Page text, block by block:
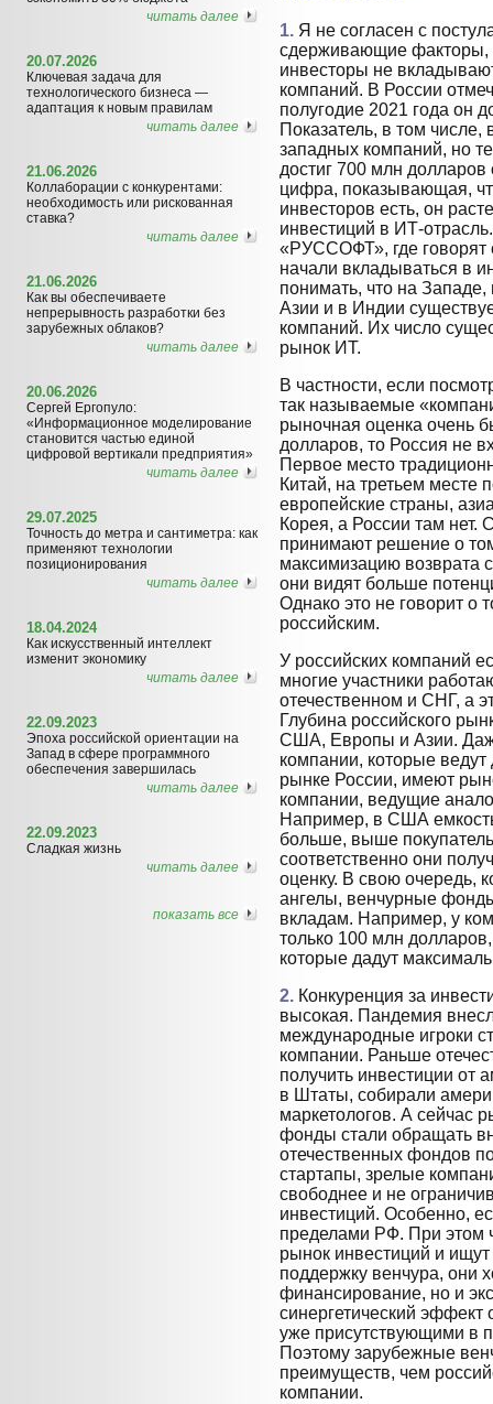
читать далее
20.07.2026
Ключевая задача для
технологического бизнеса —
адаптация к новым правилам
читать далее
21.06.2026
Коллаборации с конкурентами:
необходимость или рискованная
ставка?
читать далее
21.06.2026
Как вы обеспечиваете
непрерывность разработки без
зарубежных облаков?
читать далее
20.06.2026
Сергей Ергопуло:
«Информационное моделирование
становится частью единой
цифровой вертикали предприятия»
читать далее
29.07.2025
Точность до метра и сантиметра: как
применяют технологии
позиционирования
читать далее
18.04.2024
Как искусственный интеллект
изменит экономику
читать далее
22.09.2023
Эпоха российской ориентации на
Запад в сфере программного
обеспечения завершилась
читать далее
22.09.2023
Сладкая жизнь
читать далее
показать все
1. Я не согласен с
сдерживающие факторы,
инвесторы не
компаний. В России
полугодие 2021 года он
Показатель, в том числе,
западных компаний, но
достиг 700 млн
цифра, показывающая,
инвесторов есть, он
инвестиций в ИТ-
«РУССОФТ», где говорят
начали вкладываться в
понимать, что на
Азии и в Индии
компаний. Их число
рынок ИТ.
В частности, если
так называемые
рыночная оценка очень
долларов, то Россия не
Первое место
Китай, на третьем месте
европейские страны,
Корея, а России там нет.
принимают решение о
максимизацию возврата
они видят больше
Однако это не говорит о
российским.
У российских компаний
многие участники
отечественном и СНГ, а
Глубина российского
США, Европы и Азии.
компании, которые ведут
рынке России, имеют
компании, ведущие
Например, в США
больше, выше
соответственно они
оценку. В свою очередь,
ангелы, венчурные
вкладам. Например, у
только 100 млн
которые дадут
2. Конкуренция за
высокая. Пандемия
международные игроки
компании. Раньше
получить инвестиции от
в Штаты, собирали
маркетологов. А сейчас
фонды стали обращать
отечественных фондов
стартапы, зрелые
свободнее и не
инвестиций. Особенно,
пределами РФ. При этом
рынок инвестиций и
поддержку венчура, они
финансирование, но и
синергетический
уже присутствующими в
Поэтому зарубежные
преимуществ, чем
компании.